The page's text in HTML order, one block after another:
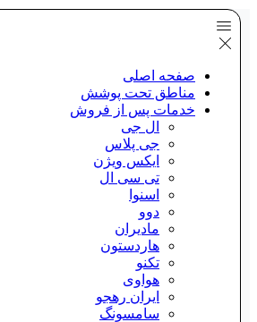
صفحه اصلی
مناطق تحت پوشش
خدمات پس از فروش
ال جی
جی پلاس
ایکس ویژن
تی سی ال
اسنوا
دوو
مادیران
هاردستون
تکنو
هواوی
ایران رهجو
سامسونگ